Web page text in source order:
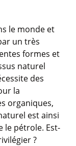
le monde et
un très
formes et
naturel
des
la
organiques,
est ainsi
le pétrole. Est-
?